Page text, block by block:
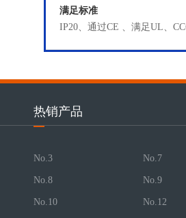
满足标准
IP20、通过CE 、满足UL、
热销产品
No.3 No.7
No.8 No.9
No.10 No.12